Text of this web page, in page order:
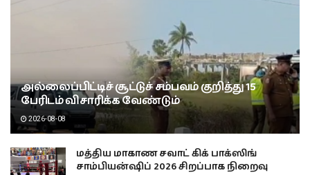
அல்லைப்பிட்டிச் சூட்டுச் சம்பவம் குறித்து 15
பேரிடம் விசாரிக்க வேண்டும்
2026-08-08
மத்திய மாகாண சவாட் கிக் பாக்ஸிங்
சாம்பியன்ஷிப் 2026 சிறப்பாக நிறைவு